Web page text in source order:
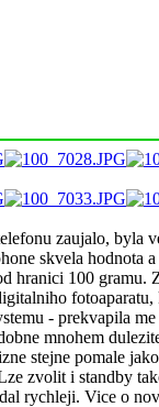
zaujalo, byla
skvela hodnota
hranici 100
- prekvapila
mnohem
stejne pomale
zvolit i standby
rychleji. Vice o